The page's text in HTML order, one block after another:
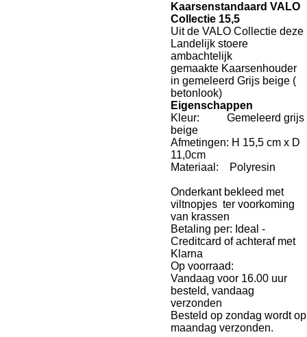
Kaarsenstandaard VALO
Collectie 15,5
Uit de VALO Collectie deze
Landelijk stoere
ambachtelijk
gemaakte Kaarsenhouder
in gemeleerd Grijs beige (
betonlook)
Eigenschappen
Kleur: Gemeleerd grijs
beige
Afmetingen: H 15,5 cm x D
11,0cm
Materiaal: Polyresin
Onderkant bekleed met
viltnopjes ter voorkoming
van krassen
Betaling per: Ideal -
Creditcard of achteraf met
Klarna
Op voorraad:
Vandaag voor 16.00 uur
besteld, vandaag
verzonden
Besteld op zondag wordt op
maandag verzonden.